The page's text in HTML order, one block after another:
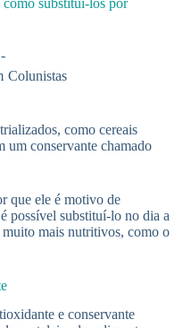
como substituí-los por
Colunistas
como cereais
um conservante chamado
que ele é motivo de
possível substituí-lo no dia a
muito mais nutritivos, como o
e conservante